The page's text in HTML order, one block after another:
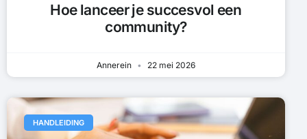
Hoe lanceer je succesvol een
community?
Annerein 22 mei 2026
HANDLEIDING